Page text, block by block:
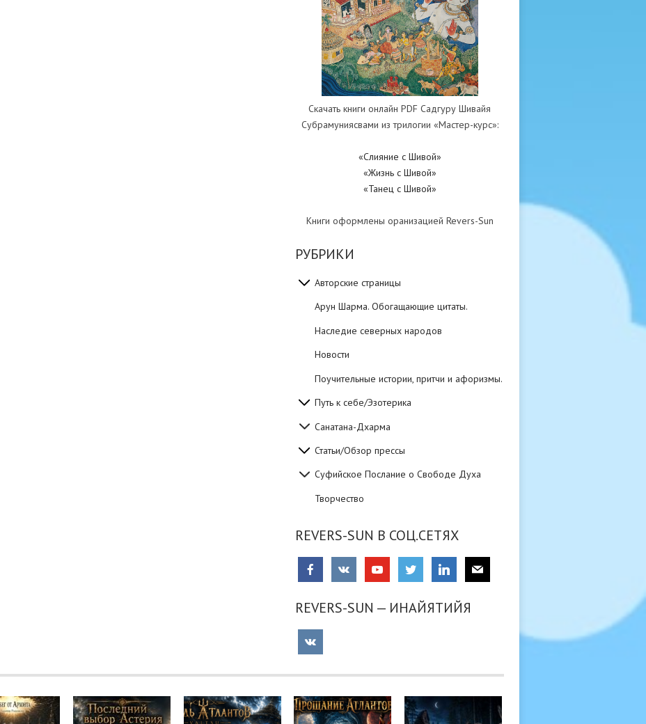
Скачать книги онлайн PDF Садгуру Шивайя
Субрамуниясвами из трилогии «Мастер-курс»:
«Слияние с Шивой»
«Жизнь с Шивой»
«Танец с Шивой»
Книги оформлены оранизацией Revers-Sun
РУБРИКИ
Авторские страницы
Арун Шарма. Обогащающие цитаты.
Наследие северных народов
Новости
Поучительные истории, притчи и афоризмы.
Путь к себе/Эзотерика
Санатана-Дхарма
Статьи/Обзор прессы
Суфийское Послание о Свободе Духа
Творчество
REVERS-SUN В СОЦ.СЕТЯХ
REVERS-SUN — ИНАЙЯТИЙЯ